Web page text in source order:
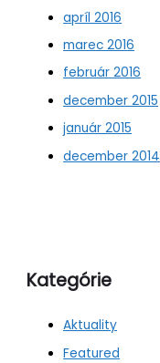
apríl 2016
marec 2016
február 2016
december 2015
január 2015
december 2014
Kategórie
Aktuality
Featured